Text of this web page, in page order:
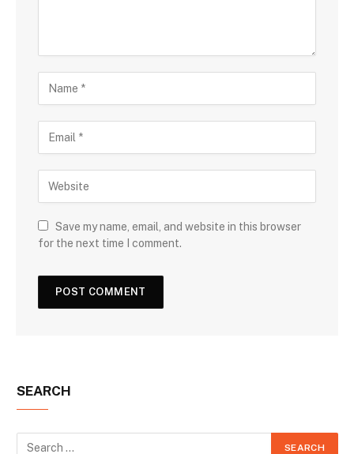
Save my name, email, and website in this browser
for the next time I comment.
SEARCH